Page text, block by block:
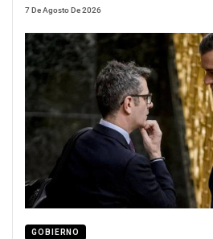
7 De Agosto De 2026
GOBIERNO